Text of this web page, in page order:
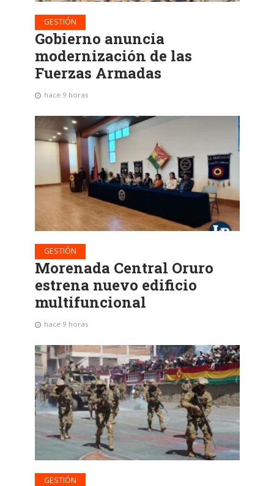
GESTIÓN
Gobierno anuncia
modernización de las
Fuerzas Armadas
hace 9 horas
GESTIÓN
Morenada Central Oruro
estrena nuevo edificio
multifuncional
hace 9 horas
GESTIÓN